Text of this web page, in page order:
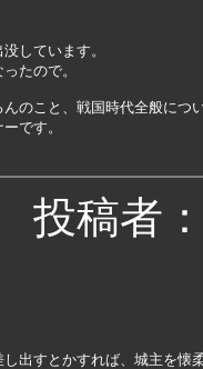
しています。
たので。
のこと、戦国時代全般につ
です。
投稿者
出すとかすれば、城主を懐